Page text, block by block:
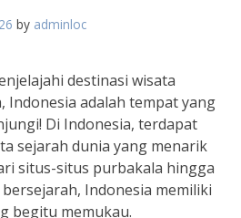
by adminloc
destinasi wisata
Indonesia adalah tempat yang
Di Indonesia, terdapat
sejarah dunia yang menarik
situs-situs purbakala hingga
Indonesia memiliki
begitu memukau.